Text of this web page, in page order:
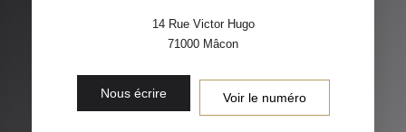
14 Rue Victor Hugo
71000 Mâcon
Nous écrire Voir le numéro